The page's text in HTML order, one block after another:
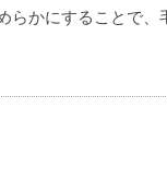
らかにすることで、